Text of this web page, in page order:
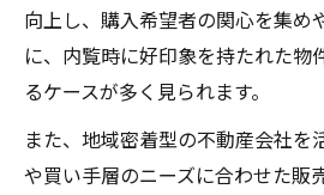
向上し、購入希望者の関心を集め
に、内覧時に好印象を持たれた物
るケースが多く見られます。
また、地域密着型の不動産会社を
や買い手層のニーズに合わせた販